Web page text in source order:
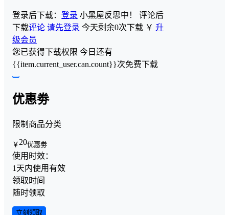
登录后下载： 登录 小黑屋反思中！ 评论后
下载评论 请先登录 今天剩余0次下载 ￥ 升
级会员
您已获得下载权限 今日还有
{{item.current_user.can.count}}次免费下载
优惠劵
限制商品分类
￥ 20优惠劵
使用时效：
1天内使用有效
领取时间
随时领取
立刻领取